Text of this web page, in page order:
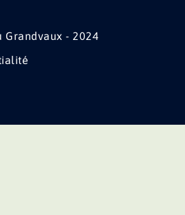
Grandvaux - 2024